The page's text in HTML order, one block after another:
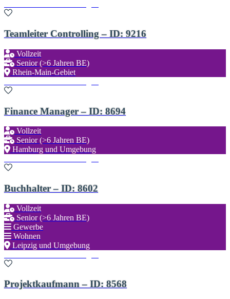
Teamleiter Controlling – ID: 9216
Vollzeit
Senior (>6 Jahren BE)
Rhein-Main-Gebiet
Finance Manager – ID: 8694
Vollzeit
Senior (>6 Jahren BE)
Hamburg und Umgebung
Buchhalter – ID: 8602
Vollzeit
Senior (>6 Jahren BE)
Gewerbe
Wohnen
Leipzig und Umgebung
Projektkaufmann – ID: 8568